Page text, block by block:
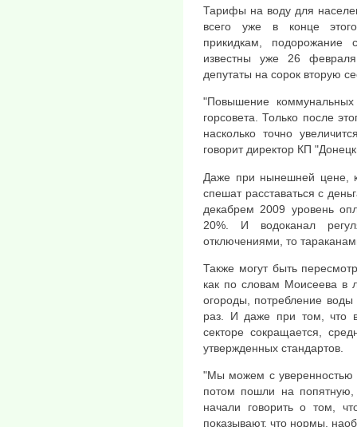
Тарифы на воду для
всего уже в конце
прикидкам, подорожание
известны уже 26
депутаты на сорок вторую
"Повышение
горсовета. Только после
насколько точно
говорит директор КП
Даже при нынешней цене,
спешат расставаться с
декабрем 2009 уровень
20%. И водоканал
отключениями, то
Также могут быть
как по словам Моисеева в
огороды, потребление
раз. И даже при том, что
секторе сокращается,
утвержденных стандартов.
"Мы можем с уверенностью
потом пошли на попятную,
начали говорить о том,
показывают, что нормы,